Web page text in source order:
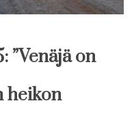
”Venäjä on
heikon